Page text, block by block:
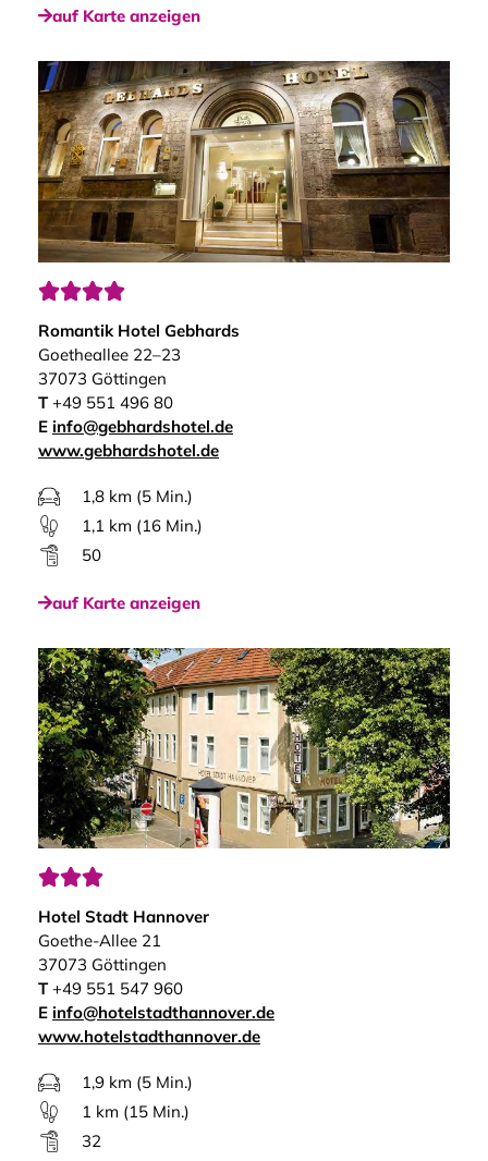
auf Karte anzeigen

Romantik Hotel Gebhards
Goetheallee 22–23
37073 Göttingen
T+49 551 496 80
E info@gebhardshotel.de
www.gebhardshotel.de
1,8 km (5 Min.)
1,1 km (16 Min.)
50
auf Karte anzeigen

Hotel Stadt Hannover
Goethe-Allee 21
37073 Göttingen
T+49 551 547 960
E info@hotelstadthannover.de
www.hotelstadthannover.de
1,9 km (5 Min.)
1 km (15 Min.)
32